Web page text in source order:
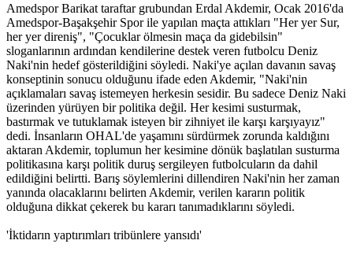
Amedspor Barikat taraftar grubundan Erdal Akdemir, Ocak 2016'da
Amedspor-Başakşehir Spor ile yapılan maçta attıkları "Her yer Sur,
her yer direniş", "Çocuklar ölmesin maça da gidebilsin"
sloganlarının ardından kendilerine destek veren futbolcu Deniz
Naki'nin hedef gösterildiğini söyledi. Naki'ye açılan davanın savaş
konseptinin sonucu olduğunu ifade eden Akdemir, "Naki'nin
açıklamaları savaş istemeyen herkesin sesidir. Bu sadece Deniz Naki
üzerinden yürüyen bir politika değil. Her kesimi susturmak,
bastırmak ve tutuklamak isteyen bir zihniyet ile karşı karşıyayız"
dedi. İnsanların OHAL'de yaşamını sürdürmek zorunda kaldığını
aktaran Akdemir, toplumun her kesimine dönük başlatılan susturma
politikasına karşı politik duruş sergileyen futbolcuların da dahil
edildiğini belirtti. Barış söylemlerini dillendiren Naki'nin her zaman
yanında olacaklarını belirten Akdemir, verilen kararın politik
olduğuna dikkat çekerek bu kararı tanımadıklarını söyledi.
'İktidarın yaptırımları tribünlere yansıdı'